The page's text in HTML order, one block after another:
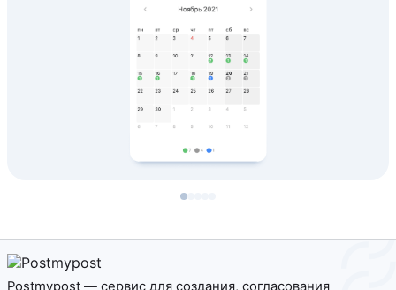
Postmypost — сервис для создания, согласования